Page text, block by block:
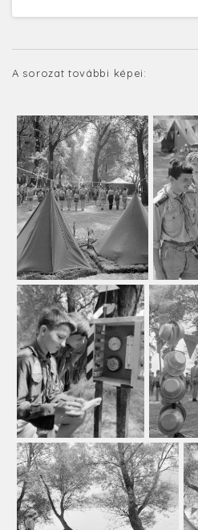
A sorozat további képei: